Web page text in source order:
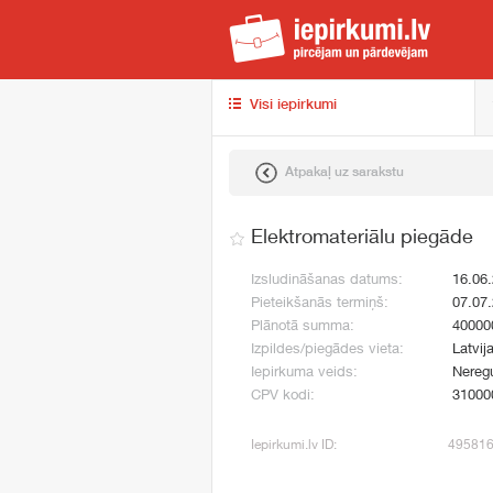
Visi iepirkumi
Atpakaļ uz sarakstu
Elektromateriālu piegāde
Izsludināšanas datums:
Pieteikšanās termiņš:
Plānotā summa:
Izpildes/piegādes vieta:
Iepirkuma veids:
CPV kodi:
Iepirkumi.lv ID: